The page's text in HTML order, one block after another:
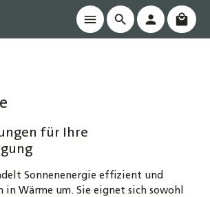
für Ihre
Sonnenenergie effizient und
Wärme um. Sie eignet sich sowohl